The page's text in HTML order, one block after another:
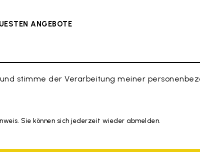
ANGEBOTE
stimme der Verarbeitung meiner
Sie können sich jederzeit wieder abmelden.